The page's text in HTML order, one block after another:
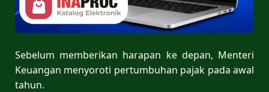
Sebelum memberikan harapan ke depan, Menteri
Keuangan menyoroti pertumbuhan pajak pada awal
tahun.